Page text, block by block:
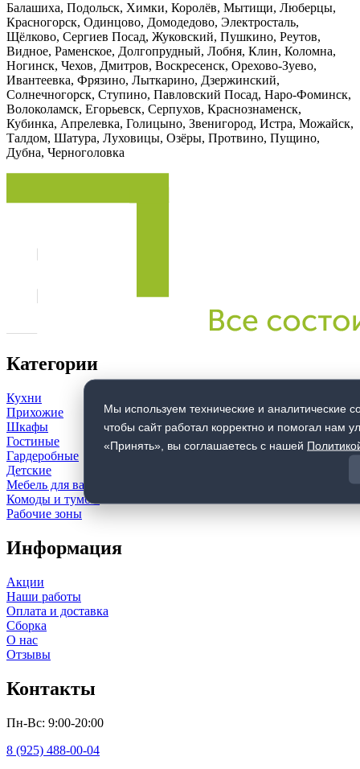
Балашиха, Подольск, Химки, Королёв, Мытищи, Люберцы,
Красногорск, Одинцово, Домодедово, Электросталь,
Щёлково, Сергиев Посад, Жуковский, Пушкино, Реутов,
Видное, Раменское, Долгопрудный, Лобня, Клин, Коломна,
Ногинск, Чехов, Дмитров, Воскресенск, Орехово-Зуево,
Ивантеевка, Фрязино, Лыткарино, Дзержинский,
Солнечногорск, Ступино, Павловский Посад, Наро-Фоминск,
Волоколамск, Егорьевск, Серпухов, Краснознаменск,
Кубинка, Апрелевка, Голицыно, Звенигород, Истра, Можайск,
Талдом, Шатура, Луховицы, Озёры, Протвино, Пущино,
Дубна, Черноголовка
Мы используем технические и аналитические
чтобы сайт работал корректно и помогал нам
«Принять», вы соглашаетесь с нашей
Категории
Кухни
Прихожие
Шкафы
Гостиные
Гардеробные
Детские
Мебель для ванной комнаты
Комоды и тумбы
Рабочие зоны
Информация
Акции
Наши работы
Оплата и доставка
Сборка
О нас
Отзывы
Контакты
Пн-Вс: 9:00-20:00
8 (925) 488-00-04